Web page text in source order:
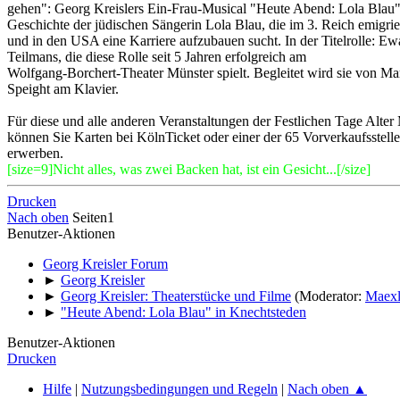
gehen": Georg Kreislers Ein-Frau-Musical "Heute Abend: Lola
Geschichte der jüdischen Sängerin Lola Blau, die im 3. Reich
und in den USA eine Karriere aufzubauen sucht. In der Titelrolle:
Teilmans, die diese Rolle seit 5 Jahren erfolgreich am
Wolfgang-Borchert-Theater Münster spielt. Begleitet wird sie von
Speight am Klavier.
Für diese und alle anderen Veranstaltungen der Festlichen Tage Alter
können Sie Karten bei KölnTicket oder einer der 65
erwerben.
[size=9]Nicht alles, was zwei Backen hat, ist ein Gesicht...[/size]
Drucken
Nach oben Seiten1
Benutzer-Aktionen
Georg Kreisler Forum
► Georg Kreisler
► Georg Kreisler: Theaterstücke und Filme (Moderator: Maexl
► "Heute Abend: Lola Blau" in Knechtsteden
Benutzer-Aktionen
Drucken
Hilfe | Nutzungsbedingungen und Regeln | Nach oben ▲